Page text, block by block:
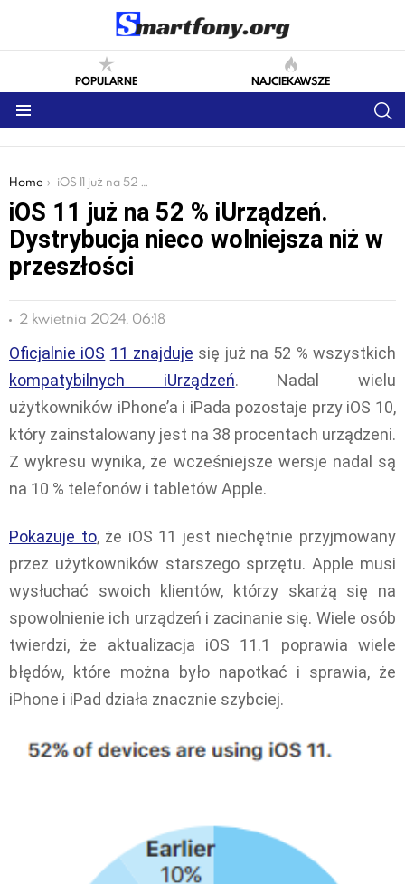
POPULARNE NAJCIEKAWSZE
You are here:
Home iOS 11 już na 52 % iUrządzeń. Dystrybucja nieco wolniejsza niż w przeszłości
iOS 11 już na 52 % iUrządzeń.
Dystrybucja nieco wolniejsza niż w
przeszłości
2 kwietnia 2024, 06:18
Oficjalnie iOS 11 znajduje się już na 52 % wszystkich
kompatybilnych iUrządzeń. Nadal wielu
użytkowników iPhone’a i iPada pozostaje przy iOS 10,
który zainstalowany jest na 38 procentach urządzeni.
Z wykresu wynika, że wcześniejsze wersje nadal są
na 10 % telefonów i tabletów Apple.
Pokazuje to, że iOS 11 jest niechętnie przyjmowany
przez użytkowników starszego sprzętu. Apple musi
wysłuchać swoich klientów, którzy skarżą się na
spowolnienie ich urządzeń i zacinanie się. Wiele osób
twierdzi, że aktualizacja iOS 11.1 poprawia wiele
błędów, które można było napotkać i sprawia, że
iPhone i iPad działa znacznie szybciej.